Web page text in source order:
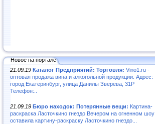
Новое на портале
21.09.19 Каталог Предприятий: Торговля: Vino1.ru -
оптовая продажа вина и алкогольной продукции. Адрес:
город Екатеринбург, улица Данилы Зверева, 31Р
Телефон:..
21.09.19 Бюро находок: Потерянные вещи: Картина-
раскраска Ласточкино гнездо.Вечером на огненном шоу
оставила картину-раскраску Ласточкино гнездо...